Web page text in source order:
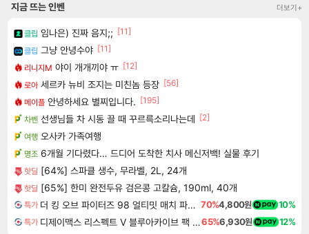
지금 뜨는 인벤 더보기+
클립 임나은) 진짜 음지;; [11]
클립 그냥 안녕수야 [11]
리니지M 야이 개개끼야 ㅠ [12]
로아 세르카 뉴비 조지는 미친놈 등장 [56]
메이플 안녕하세요 별찌입니다. [195]
차벤 선생님들 차 시동 끌 때 꾸르륵소리나는데 [2]
여행 오사카 가족여행
명조 6개월 기다렸다… 드디어 도착한 치사 메신저백! 실물 후기
핫딜 [64%] 스파클 생수, 무라벨, 2L, 24개
핫딜 [65%] 한미 완전두유 검은콩 고칼슘, 190ml, 40개
특가 더 킹 오브 파이터즈 98 얼티밋 매치 파이널 에디션 THE KING OF FIGHTERS 98 ULTIMATE MATCH FINAL EDITION 70%4,800원 10%
특가 디제이맥스 리스펙트 V 블루아카이브 팩 DJMAX RESPECT V Blue Archive Pack DLC65%6,930원 12%